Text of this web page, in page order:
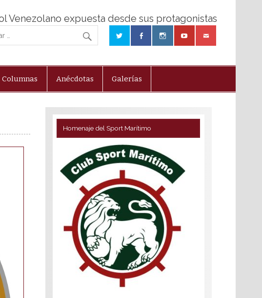
Venezolano expuesta desde sus protagonistas
Columnas Anécdotas Galerías
Homenaje del Sport Marítimo